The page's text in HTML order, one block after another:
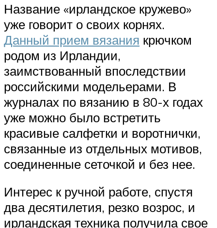
Название «ирландское кружево»
уже говорит о своих корнях.
Данный прием вязания крючком
родом из Ирландии,
заимствованный впоследствии
российскими модельерами. В
журналах по вязанию в 80-х годах
уже можно было встретить
красивые салфетки и воротнички,
связанные из отдельных мотивов,
соединенные сеточкой и без нее.
Интерес к ручной работе, спустя
два десятилетия, резко возрос, и
ирландская техника получила свое